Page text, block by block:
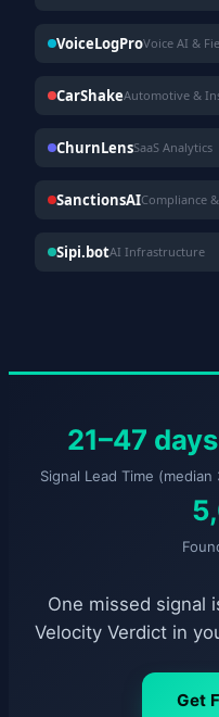
VoiceLogProVoice AI &
CarShakeAutomotive &
ChurnLensSaaS Analytics
SanctionsAICompliance
Sipi.botAI Infrastructure
21–47 days
Signal Lead Time (median
One missed signal
Velocity Verdict in
Get